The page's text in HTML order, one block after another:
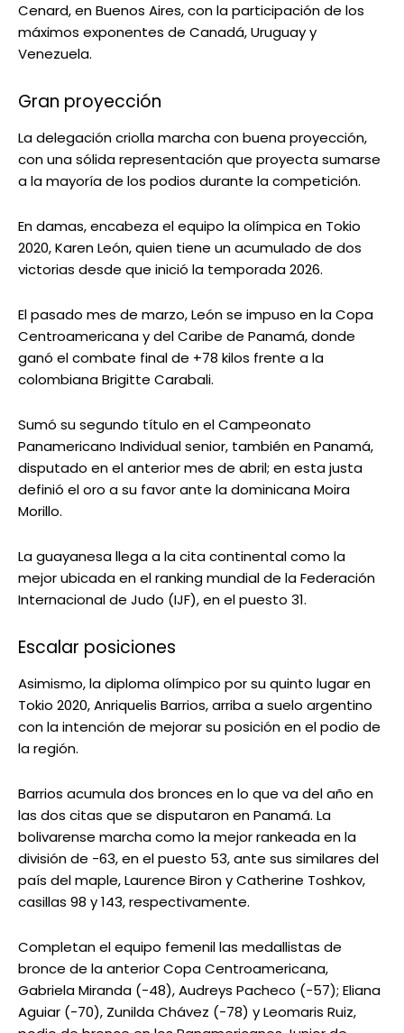
Cenard, en Buenos Aires, con la participación de los
máximos exponentes de Canadá, Uruguay y
Venezuela.
Gran proyección
La delegación criolla marcha con buena proyección,
con una sólida representación que proyecta sumarse
a la mayoría de los podios durante la competición.
En damas, encabeza el equipo la olímpica en Tokio
2020, Karen León, quien tiene un acumulado de dos
victorias desde que inició la temporada 2026.
El pasado mes de marzo, León se impuso en la Copa
Centroamericana y del Caribe de Panamá, donde
ganó el combate final de +78 kilos frente a la
colombiana Brigitte Carabali.
Sumó su segundo título en el Campeonato
Panamericano Individual senior, también en Panamá,
disputado en el anterior mes de abril; en esta justa
definió el oro a su favor ante la dominicana Moira
Morillo.
La guayanesa llega a la cita continental como la
mejor ubicada en el ranking mundial de la Federación
Internacional de Judo (IJF), en el puesto 31.
Escalar posiciones
Asimismo, la diploma olímpico por su quinto lugar en
Tokio 2020, Anriquelis Barrios, arriba a suelo argentino
con la intención de mejorar su posición en el podio de
la región.
Barrios acumula dos bronces en lo que va del año en
las dos citas que se disputaron en Panamá. La
bolivarense marcha como la mejor rankeada en la
división de -63, en el puesto 53, ante sus similares del
país del maple, Laurence Biron y Catherine Toshkov,
casillas 98 y 143, respectivamente.
Completan el equipo femenil las medallistas de
bronce de la anterior Copa Centroamericana,
Gabriela Miranda (-48), Audreys Pacheco (-57); Eliana
Aguiar (-70), Zunilda Chávez (-78) y Leomaris Ruiz,